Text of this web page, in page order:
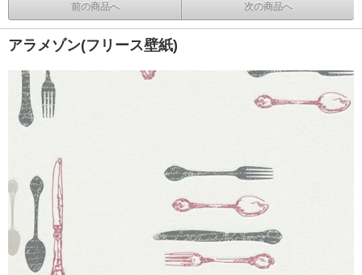
前の商品へ 次の商品へ
アラメゾン(フリース壁紙)